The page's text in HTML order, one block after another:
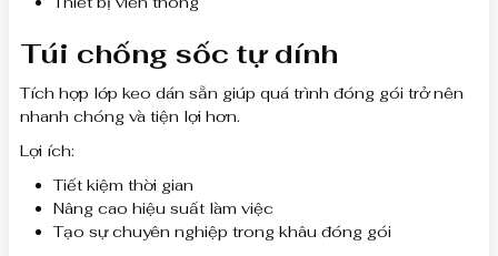
Túi chống sốc tự dính
Tích hợp lớp keo dán sẵn giúp quá trình đóng gói trở nên
nhanh chóng và tiện lợi hơn.
Lợi ích:
Tiết kiệm thời gian
Nâng cao hiệu suất làm việc
Tạo sự chuyên nghiệp trong khâu đóng gói